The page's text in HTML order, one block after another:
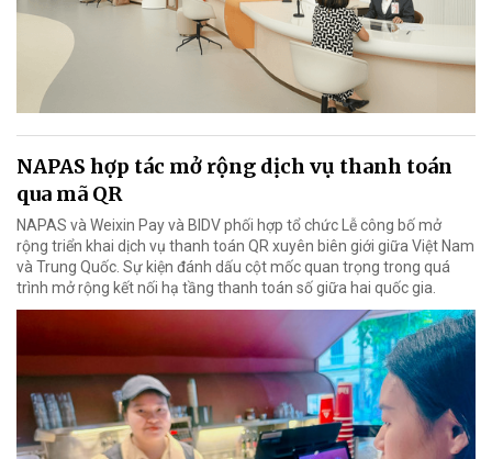
NAPAS hợp tác mở rộng dịch vụ thanh toán
qua mã QR
NAPAS và Weixin Pay và BIDV phối hợp tổ chức Lễ công bố mở
rộng triển khai dịch vụ thanh toán QR xuyên biên giới giữa Việt Nam
và Trung Quốc. Sự kiện đánh dấu cột mốc quan trọng trong quá
trình mở rộng kết nối hạ tầng thanh toán số giữa hai quốc gia.